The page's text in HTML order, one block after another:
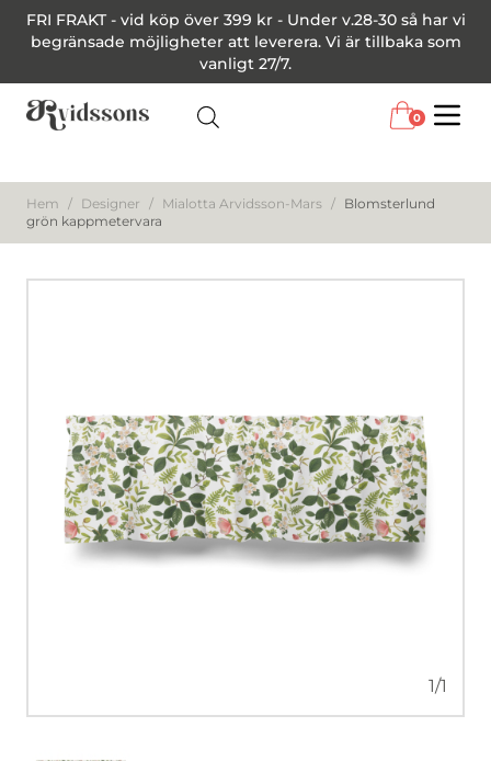
FRI FRAKT - vid köp över 399 kr - Under v.28-30 så har vi
begränsade möjligheter att leverera. Vi är tillbaka som
vanligt 27/7.
0
Hem / Designer / Mialotta Arvidsson-Mars / Blomsterlund
grön kappmetervara
1/1